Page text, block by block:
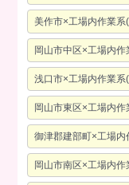
美作市×工場内作業
岡山市中区×工場内
浅口市×工場内作業
岡山市東区×工場内
御津郡建部町×工場
岡山市南区×工場内